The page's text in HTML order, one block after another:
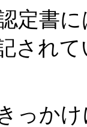
定書
され
っか